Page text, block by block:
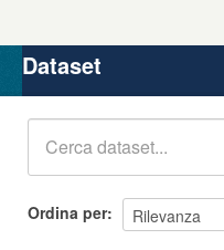
Organizzazioni
Gruppi
Dataset
Ordina per